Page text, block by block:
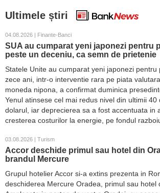
Ultimele știri
04.08.2026 | Finante-Banci
SUA au cumparat yeni japonezi pentru
peste un deceniu, ca semn de prietenie
Statele Unite au cumparat yeni japonezi pentru
zece ani, intr-o interventie rara pe piata
moneda nipona, a confirmat duminica
Yenul atinsese cel mai redus nivel din ultimii 40
dolarul, iar deprecierea sa a fost accentuata in
cresterea costurilor la energie, pe fondul
03.08.2026 | Turism
Accor deschide primul sau hotel din
brandul Mercure
Grupul hotelier Accor si-a extins prezenta in
deschiderea Mercure Oradea, primul sau hotel